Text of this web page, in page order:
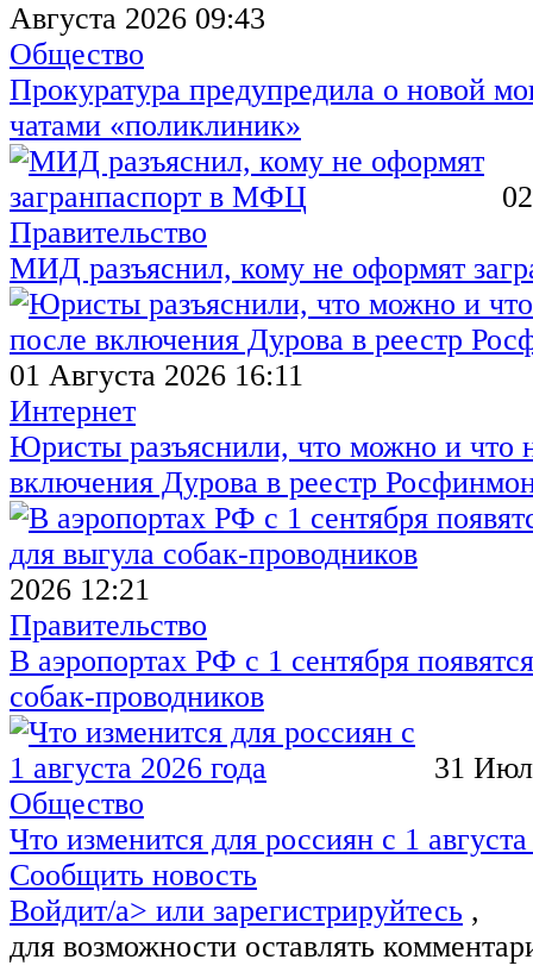
Августа 2026 09:43
Общество
Прокуратура предупредила о новой
чатами «поликлиник»
Правительство
МИД разъяснил, кому не оформят
01 Августа 2026 16:11
Интернет
Юристы разъяснили, что можно и что
включения Дурова в реестр
2026 12:21
Правительство
В аэропортах РФ с 1 сентября
собак-проводников
31
Общество
Что изменится для россиян с 1
Сообщить новость
Войдит/a> или зарегистрируйтесь ,
для возможности оставлять